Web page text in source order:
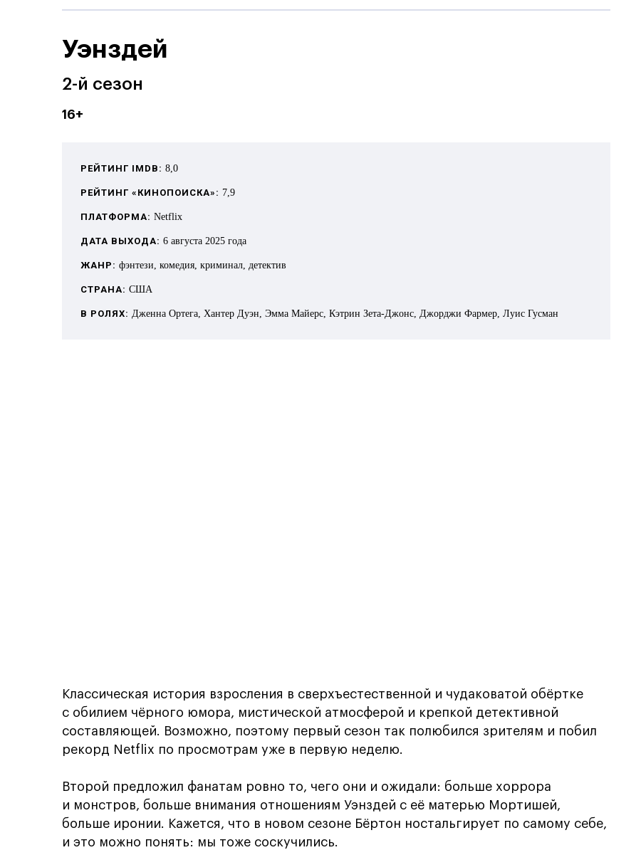
Уэнздей
2-й сезон
16+
РЕЙТИНГ IMDB: 8,0
РЕЙТИНГ «КИНОПОИСКА»: 7,9
ПЛАТФОРМА: Netflix
ДАТА ВЫХОДА: 6 августа 2025 года
ЖАНР: фэнтези, комедия, криминал, детектив
СТРАНА: США
В РОЛЯХ: Дженна Ортега, Хантер Дуэн, Эмма Майерс, Кэтрин Зета-Джонс, Джорджи Фармер, Луис Гусман
Классическая история взросления в сверхъестественной и чудаковатой обёртке
с обилием чёрного юмора, мистической атмосферой и крепкой детективной
составляющей. Возможно, поэтому первый сезон так полюбился зрителям и побил
рекорд Netflix по просмотрам уже в первую неделю.
Второй предложил фанатам ровно то, чего они и ожидали: больше хоррора
и монстров, больше внимания отношениям Уэнздей с её матерью Мортишей,
больше иронии. Кажется, что в новом сезоне Бёртон ностальгирует по самому себе,
и это можно понять: мы тоже соскучились.